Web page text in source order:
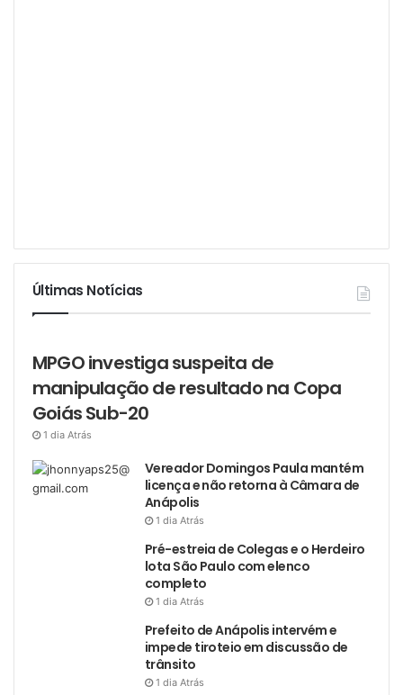
Últimas Notícias
MPGO investiga suspeita de
manipulação de resultado na Copa
Goiás Sub-20
1 dia Atrás
Vereador Domingos Paula mantém
licença e não retorna à Câmara de
Anápolis
1 dia Atrás
Pré-estreia de Colegas e o Herdeiro
lota São Paulo com elenco
completo
1 dia Atrás
Prefeito de Anápolis intervém e
impede tiroteio em discussão de
trânsito
1 dia Atrás